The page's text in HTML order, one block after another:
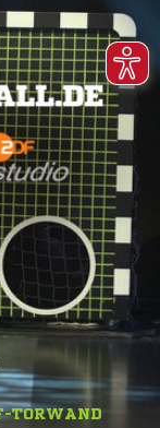
TORWAND